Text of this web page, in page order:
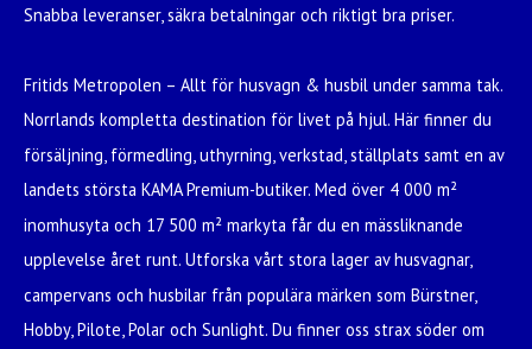
Snabba leveranser, säkra betalningar och riktigt bra priser.
Fritids Metropolen – Allt för husvagn & husbil under samma tak.
Norrlands kompletta destination för livet på hjul. Här finner du
försäljning, förmedling, uthyrning, verkstad, ställplats samt en av
landets största KAMA Premium-butiker. Med över 4 000 m²
inomhusyta och 17 500 m² markyta får du en mässliknande
upplevelse året runt. Utforska vårt stora lager av husvagnar,
campervans och husbilar från populära märken som Bürstner,
Hobby, Pilote, Polar och Sunlight. Du finner oss strax söder om